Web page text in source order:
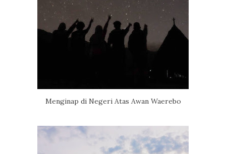
Menginap di Negeri Atas Awan Waerebo